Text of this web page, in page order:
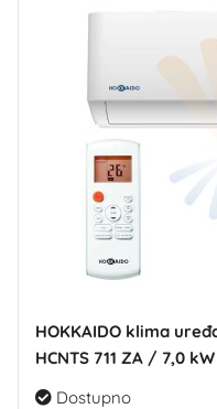
HOKKAIDO klima
HCNTS 711 ZA / 7,0 kW
Dostupno